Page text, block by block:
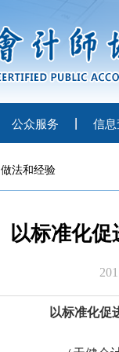
公众服务 信息
做法和经验
以标准化
以标准化促